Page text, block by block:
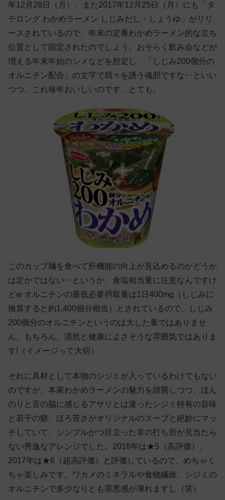
年12月26日（月）、また2017年12月25日（月）にも「タ
テロング わかめラーメン しじみだし・しょうゆ」がリリ
ースされているので、年末の定番わかめラーメン的な立ち
位置として固定されたのでしょう。おそらく飲み会などが
増える年末年始のシメなどを想定し、「しじみ200個分の
オルニチン配合」の文字で我々を誘う魂胆ですな‥といい
つつ、これ毎年おいしいのです、とても。
このカップ麺を食べて肝機能の向上が見込めるのかどうか
は定かではない‥というか、食塩相当量に注意なんですけ
どw オルニチンの最低必要摂取量は1日400mg（しじみに
換算すると約1,400個分相当）とされているので、しじみ
200個分のオルニチンというのは大した量ではありませ
ん。もちろん、漠然と健康によさそうな雰囲気ではありま
す!（イメージって大切）
それに具材として本物のシジミが入っているわけでもない
のですが、本家わかめラーメンの魅力を踏襲しつつ、ほん
のりと舌の脇に感じるアサリとは違ったシジミ特有の旨味
と若干の癖、ほろ苦さがオリジナルのスープと絶妙にマッ
チしていて、シンプルかつ目立った非の打ち所が見当たら
ない秀逸なアレンジでした。2016年は★5（高評価）、
2017年は★6（超高評価）と評価しているので、めちゃく
ちゃ楽しみです。ワカメのミネラルや食物繊維、シジミの
オルニチンで多少なりとも罪悪感が薄れますし（笑）